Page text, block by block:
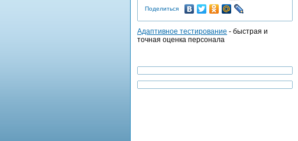
Поделиться
Адаптивное тестирование - быстрая и
точная оценка персонала